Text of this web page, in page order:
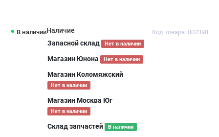
В наличии Код товара: 002398
Наличие
Запасной склад
Нет в наличии
Магазин Юнона Нет в наличии
Магазин Коломяжский
Нет в наличии
Магазин Москва Юг
Нет в наличии
Склад запчастей В наличии